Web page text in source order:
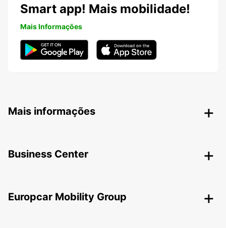
Smart app! Mais mobilidade!
Mais Informações
Mais informações
Business Center
Europcar Mobility Group